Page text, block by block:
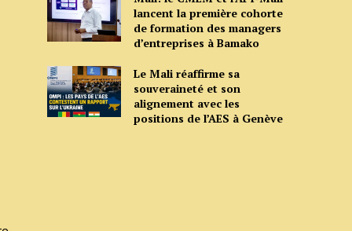
lancent la première cohorte
de formation des managers
d’entreprises à Bamako
Le Mali réaffirme sa
souveraineté et son
alignement avec les
positions de l’AES à Genève